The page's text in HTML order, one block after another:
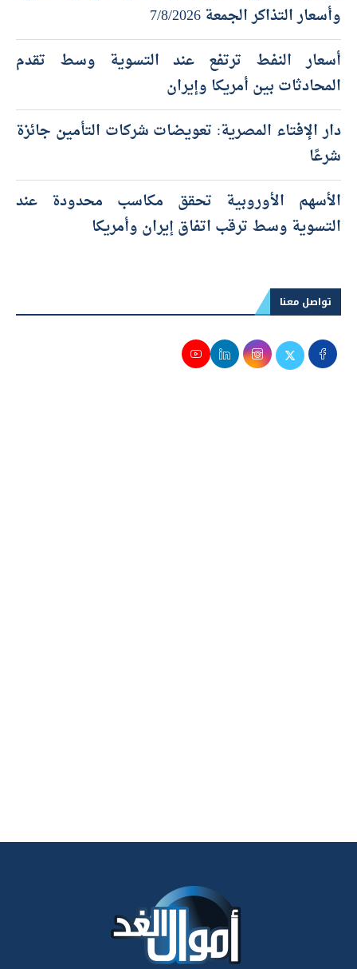
وأسعار التذاكر الجمعة 7/8/2026
أسعار النفط ترتفع عند التسوية وسط تقدم
المحادثات بين أمريكا وإيران
دار الإفتاء المصرية: تعويضات شركات التأمين جائزة
شرعًا
الأسهم الأوروبية تحقق مكاسب محدودة عند
التسوية وسط ترقب اتفاق إيران وأمريكا
تواصل معنا